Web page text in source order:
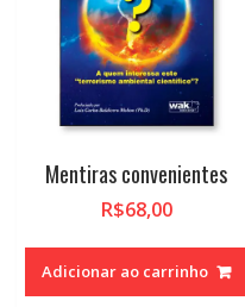
Mentiras convenientes
R$68,00
Adicionar ao carrinho